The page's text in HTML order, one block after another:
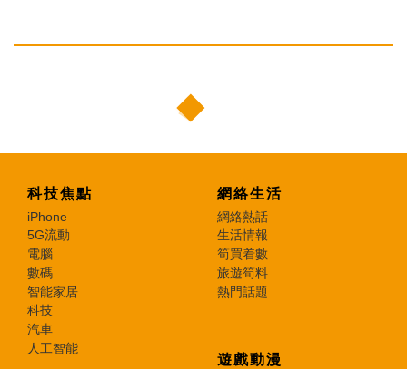
科技焦點
iPhone
5G流動
電腦
數碼
智能家居
科技
汽車
人工智能
網絡生活
網絡熱話
生活情報
筍買着數
旅遊筍料
熱門話題
遊戲動漫